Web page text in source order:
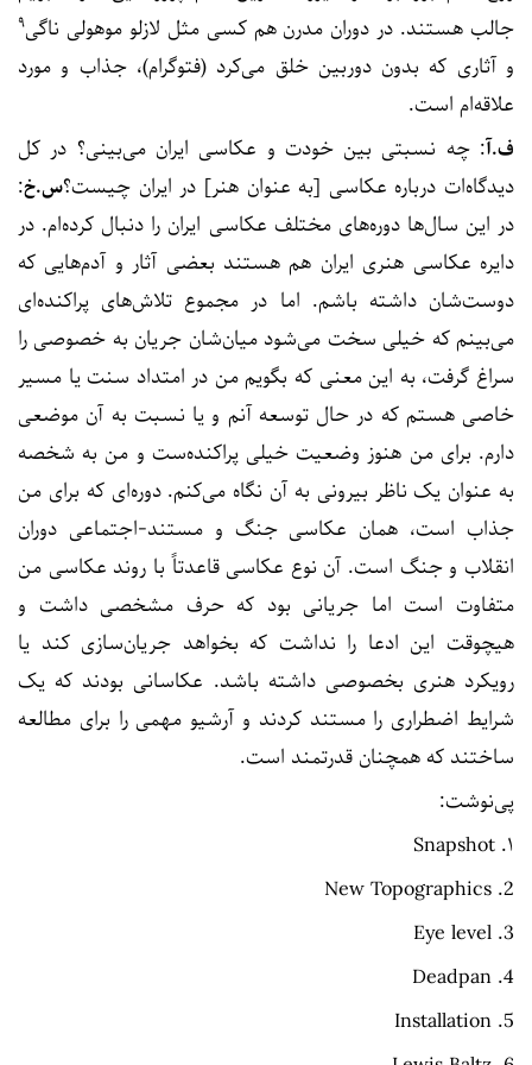
جالب هستند. در دوران مدرن هم کسی مثل لازلو موهولی ناگی۹
و آثاری که بدون دوربین خلق می‌کرد (فتوگرام)، جذاب و مورد
علاقه‌ام است.
ف.آ: چه نسبتی بین خودت و عکاسی ایران می‌بینی؟ در کل
دیدگاه‌ات درباره عکاسی [به عنوان هنر] در ایران چیست؟س.خ:
در این سال‌ها دوره‌های مختلف عکاسی ایران را دنبال کرد‌ه‌ام. در
دایره عکاسی هنری ایران هم هستند بعضی آثار و آدم‌هایی که
دوست‌شان داشته باشم. اما در مجموع تلاش‌های پراکنده‌ای
می‌بینم که خیلی سخت می‌شود میان‌شان جریان به خصوصی را
سراغ گرفت،‌ به این معنی که بگویم من در امتداد سنت یا مسیر
خاصی هستم که در حال توسعه آنم و یا نسبت به آن موضعی
دارم. برای من هنوز وضعیت خیلی پراکنده‌ست و من به شخصه
به عنوان یک ناظر بیرونی به آن نگاه می‌کنم. دوره‌ای که برای من
جذاب است، همان عکاسی جنگ و مستند-اجتماعی دوران
انقلاب و جنگ است. آن نوع عکاسی قاعدتاً با روند عکاسی من
متفاوت است اما جریانی بود که حرف مشخصی داشت و
هیچوقت این ادعا را نداشت که بخواهد جریان‌سازی کند یا
رویکرد هنری بخصوصی داشته باشد. عکاسانی بودند که یک
شرایط اضطراری را مستند کردند و آرشیو مهمی را برای مطالعه
ساختند که همچنان قدرتمند است.
پی‌نوشت:
۱. Snapshot
2. New Topographics
3. Eye level
4. Deadpan
5. Installation